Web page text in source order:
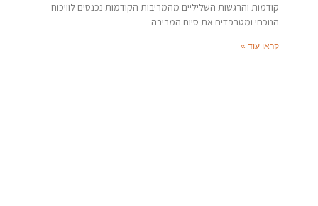
קודמות והרגשות השליליים מהמריבות הקודמות נכנסים לוויכוח
הנוכחי ומטרפדים את סיום המריבה
קראו עוד »